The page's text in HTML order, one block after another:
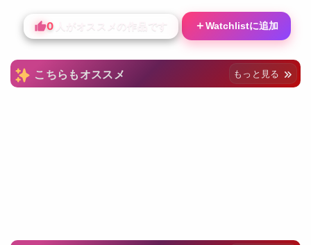
0 人がオススメの作品です ＋Watchlistに追加
こちらもオススメ もっと見る